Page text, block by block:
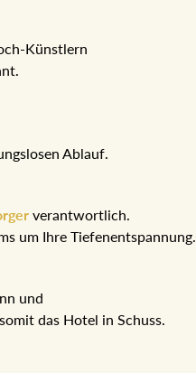
Künstlern
Ablauf.
verantwortlich.
um Ihre Tiefenentspannung.
und
das Hotel in Schuss.